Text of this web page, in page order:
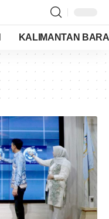
KALIMANTAN